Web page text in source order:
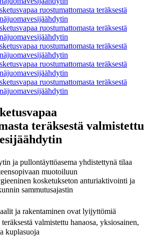
teräksestä valmistettu
ja pullontäyttöasema yhdistettynä tilaa
muotoiluun
kosketukseton anturiaktivointi ja
sammutusajastin
ja rakentaminen ovat lyijyttömiä
valmistettu hanaosa, yksiosainen,
kuplasuoja